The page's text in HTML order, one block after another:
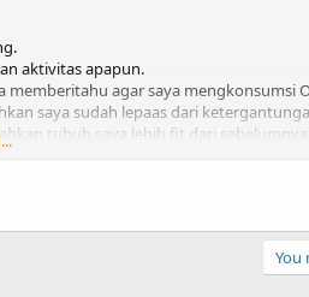
aktivitas apapun.
memberitahu agar saya mengkonsumsi
saya sudah lepaas dari
tubuh saya lebih fit dari
You